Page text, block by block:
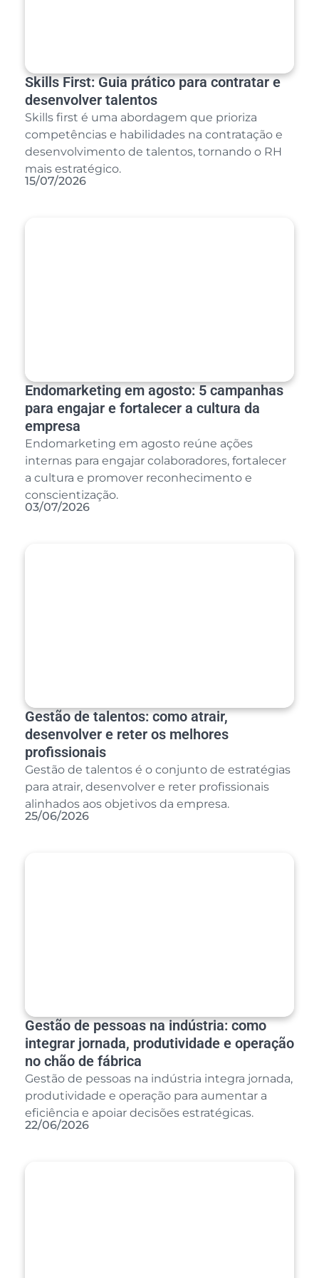
Skills First: Guia prático para contratar e
desenvolver talentos
Skills first é uma abordagem que prioriza
competências e habilidades na contratação e
desenvolvimento de talentos, tornando o RH
mais estratégico.
15/07/2026
Endomarketing em agosto: 5 campanhas
para engajar e fortalecer a cultura da
empresa
Endomarketing em agosto reúne ações
internas para engajar colaboradores, fortalecer
a cultura e promover reconhecimento e
conscientização.
03/07/2026
Gestão de talentos: como atrair,
desenvolver e reter os melhores
profissionais
Gestão de talentos é o conjunto de estratégias
para atrair, desenvolver e reter profissionais
alinhados aos objetivos da empresa.
25/06/2026
Gestão de pessoas na indústria: como
integrar jornada, produtividade e operação
no chão de fábrica
Gestão de pessoas na indústria integra jornada,
produtividade e operação para aumentar a
eficiência e apoiar decisões estratégicas.
22/06/2026